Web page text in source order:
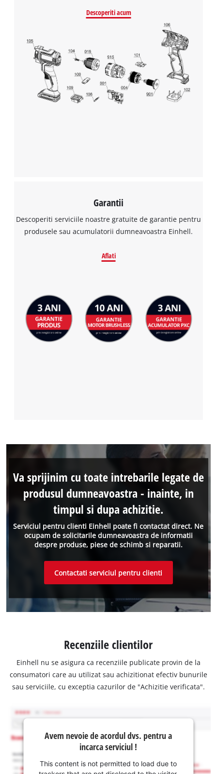
Descoperiti acum
Garantii
Descoperiti serviciile noastre gratuite de garantie pentru
produsele sau acumulatorii dumneavoastra Einhell.
Aflati
Serviciul pentru clienti Einhell poate fi contactat direct. Ne
ocupam de solicitarile dumneavoastra de informatii
despre produse, piese de schimb si reparatii.
Va sprijinim cu toate intrebarile legate de
produsul dumneavoastra - inainte, in
timpul si dupa achizitie.
Contactati serviciul pentru clienti
Recenziile clientilor
Einhell nu se asigura ca recenziile publicate provin de la
consumatori care au utilizat sau achizitionat efectiv bunurile
sau serviciile, cu exceptia cazurilor de "Achizitie verificata".
Avem nevoie de acordul dvs. pentru a
incarca serviciul !
This content is not permitted to load due to